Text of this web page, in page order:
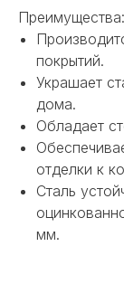
Преимущества:
покрытий.
Украшает
дома.
Обладает
отделки к
Сталь
мм.
НЕ
ИЛИ
С